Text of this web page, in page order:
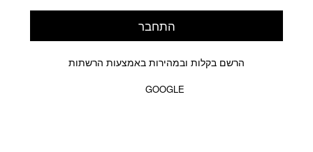
התחבר
הרשם בקלות ובמהירות באמצעות הרשתות
GOOGLE